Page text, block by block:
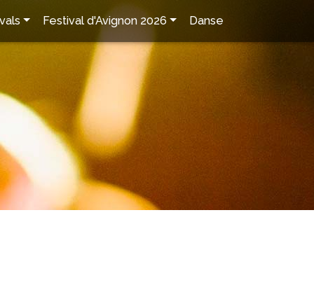
Festival d'Avignon 2026 Danse